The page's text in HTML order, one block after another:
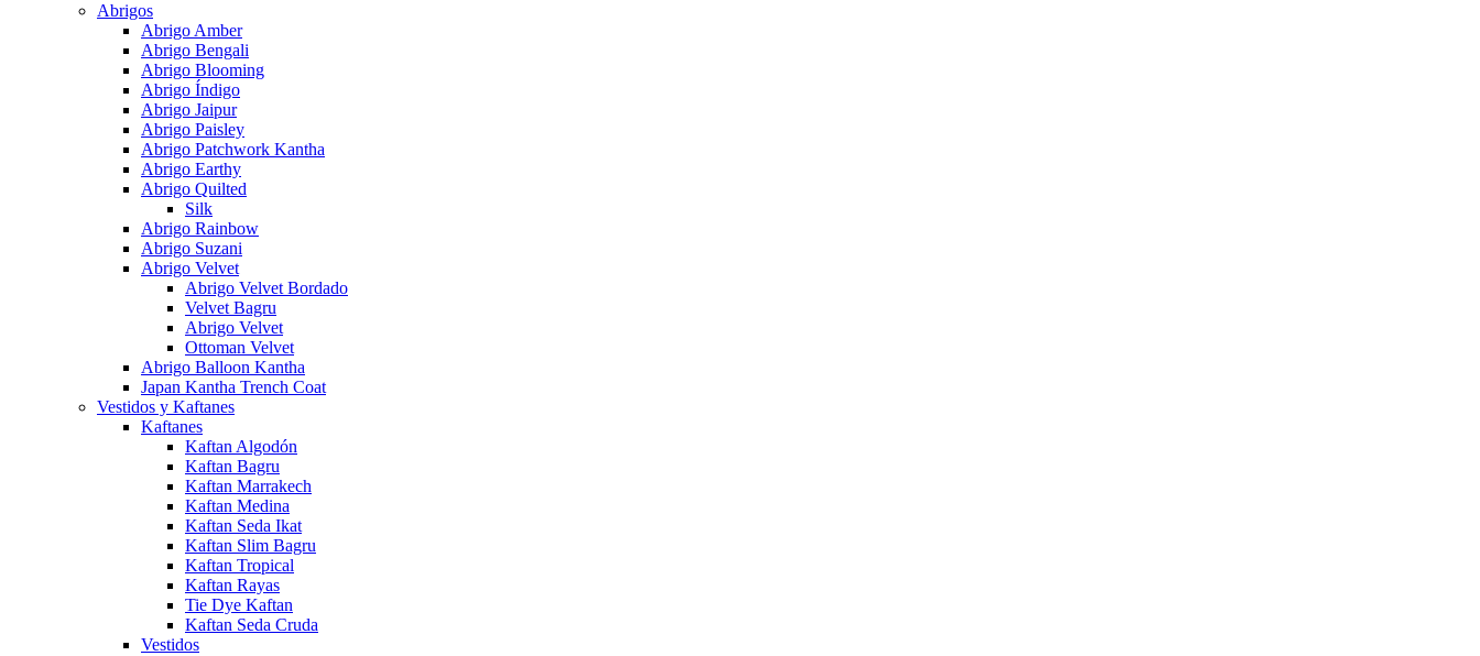
Abrigos
Abrigo Amber
Abrigo Bengali
Abrigo Blooming
Abrigo Índigo
Abrigo Jaipur
Abrigo Paisley
Abrigo Patchwork Kantha
Abrigo Earthy
Abrigo Quilted
Silk
Abrigo Rainbow
Abrigo Suzani
Abrigo Velvet
Abrigo Velvet Bordado
Velvet Bagru
Abrigo Velvet
Ottoman Velvet
Abrigo Balloon Kantha
Japan Kantha Trench Coat
Vestidos y Kaftanes
Kaftanes
Kaftan Algodón
Kaftan Bagru
Kaftan Marrakech
Kaftan Medina
Kaftan Seda Ikat
Kaftan Slim Bagru
Kaftan Tropical
Kaftan Rayas
Tie Dye Kaftan
Kaftan Seda Cruda
Vestidos